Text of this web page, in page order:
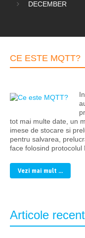
DECEMBER
CE ESTE MQTT?
tot mai multe date, un
imese de stocare si
pentru salvarea,
face folosind
Vezi mai mult ...
Articole